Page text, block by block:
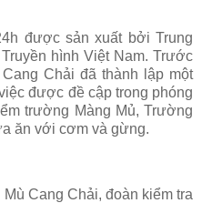
được sản xuất bởi Trung
hình Việt Nam. Trước
Chải đã thành lập một
được đề cập trong phóng
trường Màng Mủ, Trường
ăn với cơm và gừng.
Cang Chải, đoàn kiểm tra